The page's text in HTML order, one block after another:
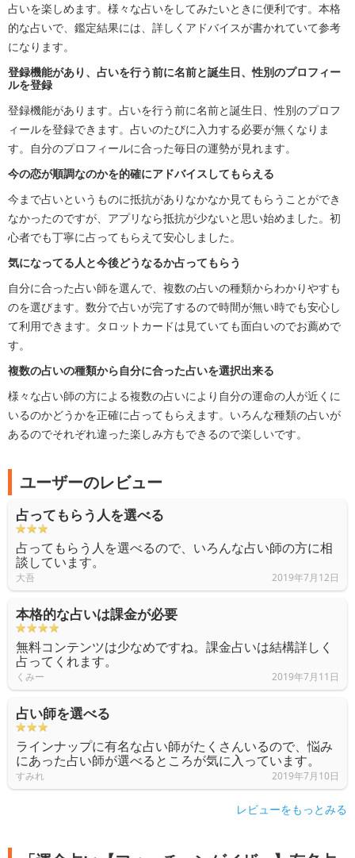
占いを楽しめます。様々な占いをしてみたいときに便利です。本格
的な占いで、鑑定結果には、詳しくアドバイスが書かれていて参考
になります。
登録機能があり、占いを行う前に名前と誕生日、性別のプロフィー
ルを登録
登録機能があります。占いを行う前に名前と誕生日、性別のプロフ
ィールを登録できます。占いのたびに入力する必要が無くなりま
す。自分のプロフィールに合った毎日の運勢が見れます。
今の恋が順調なのかを的確にアドバイスしてもらえる
今まで占いというものに抵抗がありなかなか見てもらうことができ
なかったのですが、アプリなら抵抗が少ないと思い始めました。初
心者でも丁寧に占ってもらえて安心しました。
気になってる人と今後どうなるか占ってもらう
自分に合った占い師を選んで、複数の占いの種類からわかりやすも
のを選びます。数分で占いが完了するので時間が無い時でも安心し
て利用できます。タロットカードは見ていても面白いのでお薦めで
す。
複数の占いの種類から自分に合った占いを選択出来る
様々な占い師の方による複数の占いにより自分の運命の人が近くに
いるのかどうかを正確に占ってもらえます。いろんな種類の占いが
あるのでそれぞれ違った楽しみ方もできるので楽しいです。
ユーザーのレビュー
占ってもらう人を選べる
占ってもらう人を選べるので、いろんな占い師の方に相
談しています。
大吾 2019年7月12日
本格的な占いは課金が必要
無料コンテンツは少なめですね。課金占いは結構詳しく
占ってくれます。
くみー 2019年7月11日
占い師を選べる
ラインナップに有名な占い師がたくさんいるので、悩み
にあった占い師が選べるところが気に入っています。
すみれ 2019年7月10日
レビューをもっとみる